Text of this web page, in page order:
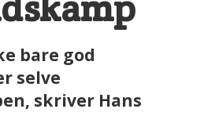
bare god
selve
skriver Hans